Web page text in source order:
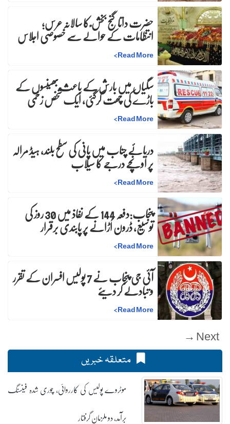
حضرت داتا گنج بخش ؒ کا سالانہ عرس;
انتظامات کے حوالے سے خصوصی اجلاس
Read More
>
سگیاں میں بارش کے باعث بھینسوں کے
باڑے کی چھت گرگئی، ایک شخص زخمی
Read More
>
دریائے چناب میں پانی کی سطح بلند، ہیڈ مرالہ
پر اونچے درجے کا سیلاب
Read More
>
پنجاب:دفعہ 144 کے نفاذ میں 30 روز کیتوسیع، ڈرون اُڑانے پر پابندی برقرار
Read More
>
آئی جی پنجاب نے 7 پولیس افسران کے تقرر و تبادلے کر دیئے
Read More
>
Next →
متعلقہ خبریں
موٹروے پولیس کی کارروائی، چوری شدہ فینسنگ
برآمد، دو ملزمان گرفتار